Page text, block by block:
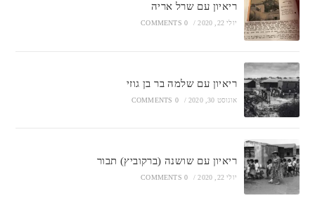
ריאיון עם שרל אריה
יולי 22, 2020 /
0 COMMENTS
ריאיון עם שלמה בר בן גוזי
אוגוסט 30, 2020 /
0 COMMENTS
ריאיון עם שושנה (ברקוביץ) תבור
יולי 22, 2020 /
0 COMMENTS